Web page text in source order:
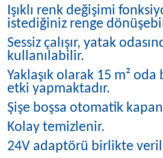
Işıklı renk değişimi
istediğiniz renge
Sessiz çalışır, yatak
kullanılabilir.
Yaklaşık olarak 15 m²
etki yapmaktadır.
Şişe boşsa otomatik
Kolay temizlenir.
24V adaptörü birlikte